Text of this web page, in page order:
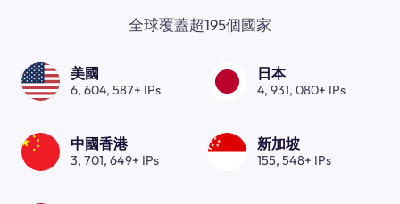
全球覆蓋超195個國家
美國
6, 604, 587+ IPs
日本
4, 931, 080+ IPs
中國香港
3, 701, 649+ IPs
新加坡
155, 548+ IPs